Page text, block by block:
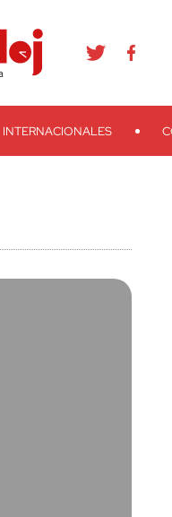
INTERNACIONALES